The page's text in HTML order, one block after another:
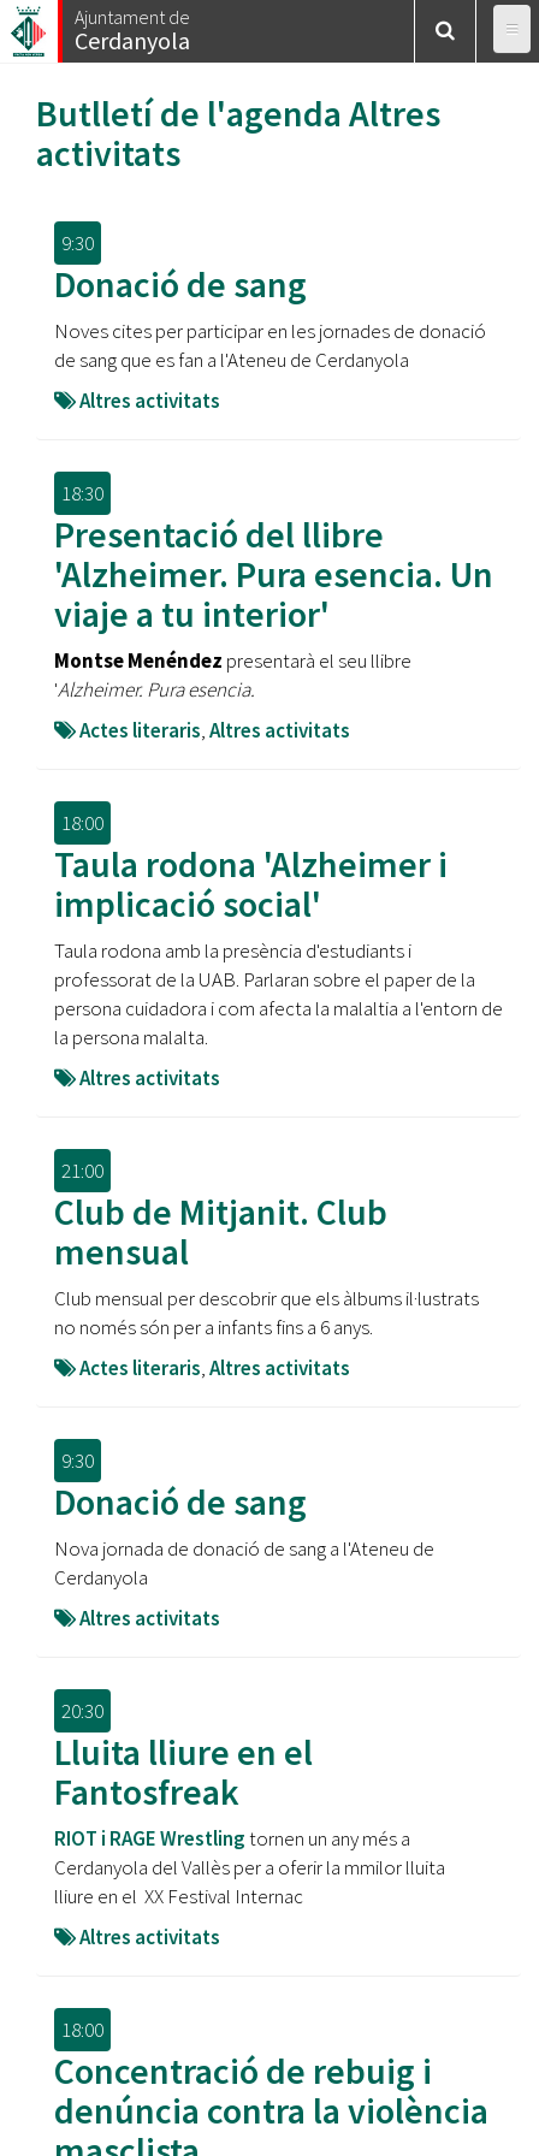
Vés
al
Ajuntament de
Cerdanyola
Butlletí de l'agenda Altres
activitats
9:30
Donació de sang
Noves cites per participar en les jornades de donació
de sang que es fan a l'Ateneu de Cerdanyola
Altres activitats
18:30
Presentació del llibre
'Alzheimer. Pura esencia. Un
viaje a tu interior'
Montse Menéndez presentarà el seu llibre
'Alzheimer. Pura esencia.
Actes literaris,Altres activitats
18:00
Taula rodona 'Alzheimer i
implicació social'
Taula rodona amb la presència d'estudiants i
professorat de la UAB. Parlaran sobre el paper de la
persona cuidadora i com afecta la malaltia a l'entorn de
la persona malalta.
Altres activitats
21:00
Club de Mitjanit. Club
mensual
Club mensual per descobrir que els àlbums il·lustrats
no només són per a infants fins a 6 anys.
Actes literaris,Altres activitats
9:30
Donació de sang
Nova jornada de donació de sang a l'Ateneu de
Cerdanyola
Altres activitats
20:30
Lluita lliure en el
Fantosfreak
RIOT i RAGE Wrestlingtornen un any més a
Cerdanyola del Vallès per a oferir la mmilor lluita
lliure en el XX Festival Internac
Altres activitats
18:00
Concentració de rebuig i
denúncia contra la violència